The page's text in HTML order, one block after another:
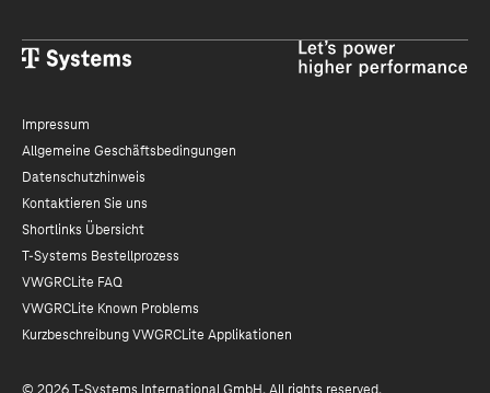
Impressum
Allgemeine Geschäftsbedingungen
Datenschutzhinweis
Kontaktieren Sie uns
Shortlinks Übersicht
T-Systems Bestellprozess
VWGRCLite FAQ
VWGRCLite Known Problems
Kurzbeschreibung VWGRCLite Applikationen
© 2026 T-Systems International GmbH. All rights reserved.